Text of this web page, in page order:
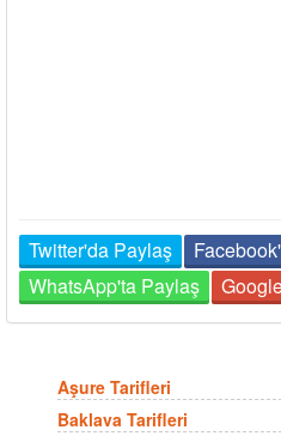
Twitter'da Paylaş
WhatsApp'ta Paylaş
Aşure Tarifleri
Baklava Tarifleri